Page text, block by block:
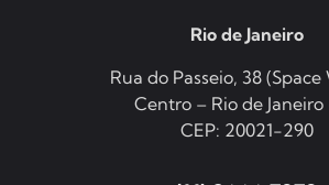
Rio de Janeiro
Rua do Passeio, 38 (Space
Centro – Rio de Janeiro
CEP: 20021-290